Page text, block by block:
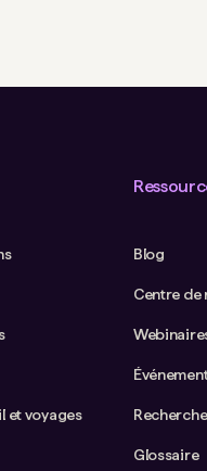
et voyages
Blog
Centre de
Glossaire